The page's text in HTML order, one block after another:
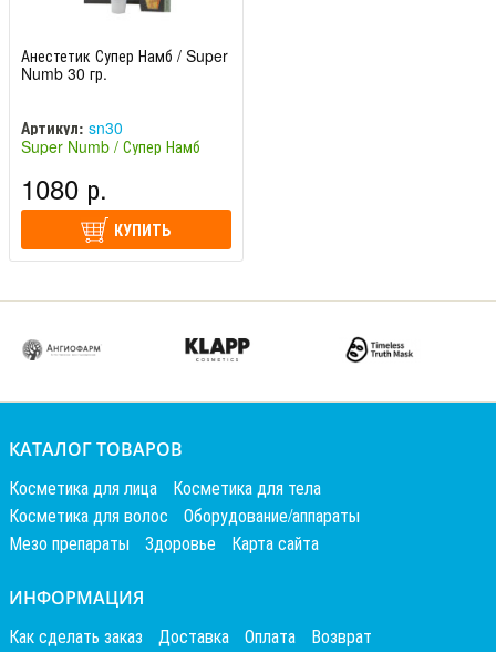
Анестетик Супер Намб / Super
Numb 30 гр.
Артикул: sn30
Super Numb / Супер Намб
1080 р.
КУПИТЬ
КАТАЛОГ ТОВАРОВ
Косметика для лица
Косметика для тела
Косметика для волос
Оборудование/аппараты
Мезо препараты
Здоровье Карта сайта
ИНФОРМАЦИЯ
Как сделать заказ Доставка Оплата
Возврат